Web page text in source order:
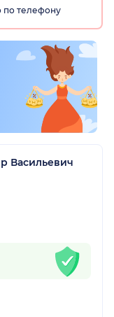
по телефону
Васильевич